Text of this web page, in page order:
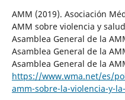
AMM (2019). Asociación
AMM sobre violencia y
Asamblea General de la
Asamblea General de la
Asamblea General de la
https://www.wma.net/es/
amm-sobre-la-violencia-y-